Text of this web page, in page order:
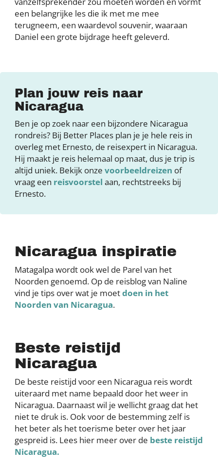
een belangrijke les die ik met me mee
terugneem, een waardevol souvenir, waaraan
Daniel een grote bijdrage heeft geleverd.
Plan jouw reis naar
Nicaragua
Ben je op zoek naar een bijzondere Nicaragua
rondreis? Bij Better Places plan je je hele reis in
overleg met Ernesto, de reisexpert in Nicaragua.
Hij maakt je reis helemaal op maat, dus je trip is
altijd uniek. Bekijk onze voorbeeldreizen of
vraag een reisvoorstel aan, rechtstreeks bij
Ernesto.
Nicaragua inspiratie
Matagalpa wordt ook wel de Parel van het
Noorden genoemd. Op de reisblog van Naline
vind je tips over wat je moetdoen in het
Noorden van Nicaragua.
Beste reistijd
Nicaragua
De beste reistijd voor een Nicaragua reis wordt
uiteraard met name bepaald door het weer in
Nicaragua. Daarnaast wil je wellicht graag dat het
niet te druk is. Ook voor de bestemming zelf is
het beter als het toerisme beter over het jaar
gespreid is. Lees hier meer over de beste reistijd
Nicaragua.